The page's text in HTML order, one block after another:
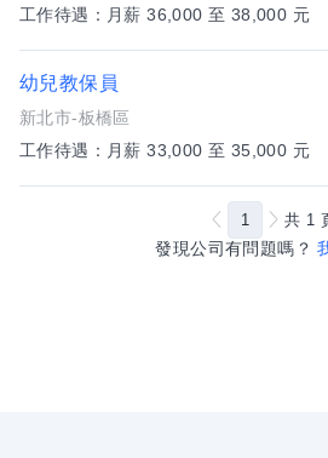
工作待遇：月薪 36,000 至 38,000 元
幼兒教保員
新北市-板橋區
工作待遇：月薪 33,000 至 35,000 元
發現公司有問題嗎？
1 共 1